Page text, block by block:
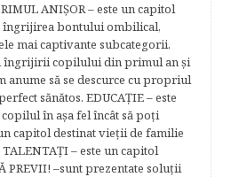
ANIŞOR – este un capitol
îngrijirea bontului ombilical,
mai captivante subcategorii.
îngrijirii copilului din primul an şi
anume să se descurce cu propriul
sănătos. EDUCAŢIE – este
în aşa fel încât să poţi
capitol destinat vieţii de familie
– este un capitol
PREVII! –sunt prezentate soluţii